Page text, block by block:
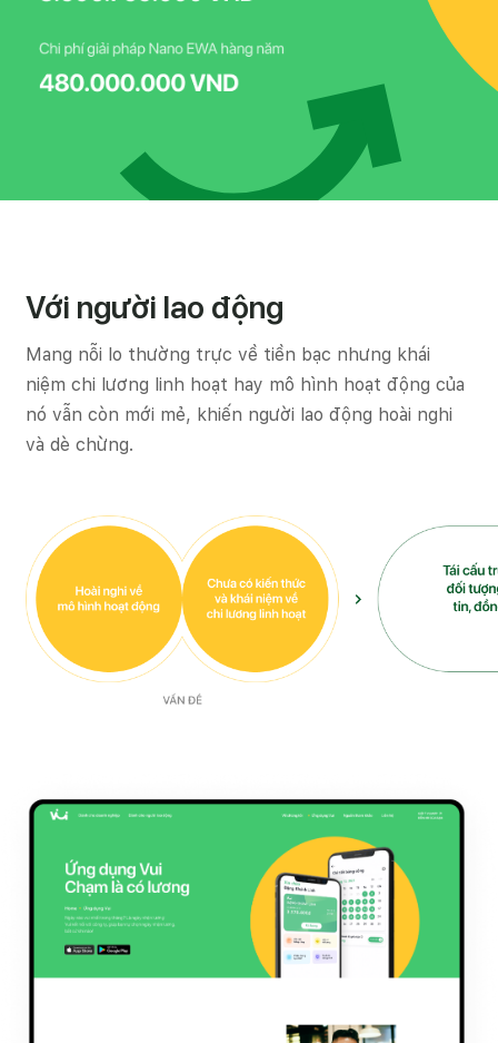
Với người lao động
Mang nỗi lo thường trực về tiền bạc nhưng khái
niệm chi lương linh hoạt hay mô hình hoạt động của
nó vẫn còn mới mẻ, khiến người lao động hoài nghi
và dè chừng.